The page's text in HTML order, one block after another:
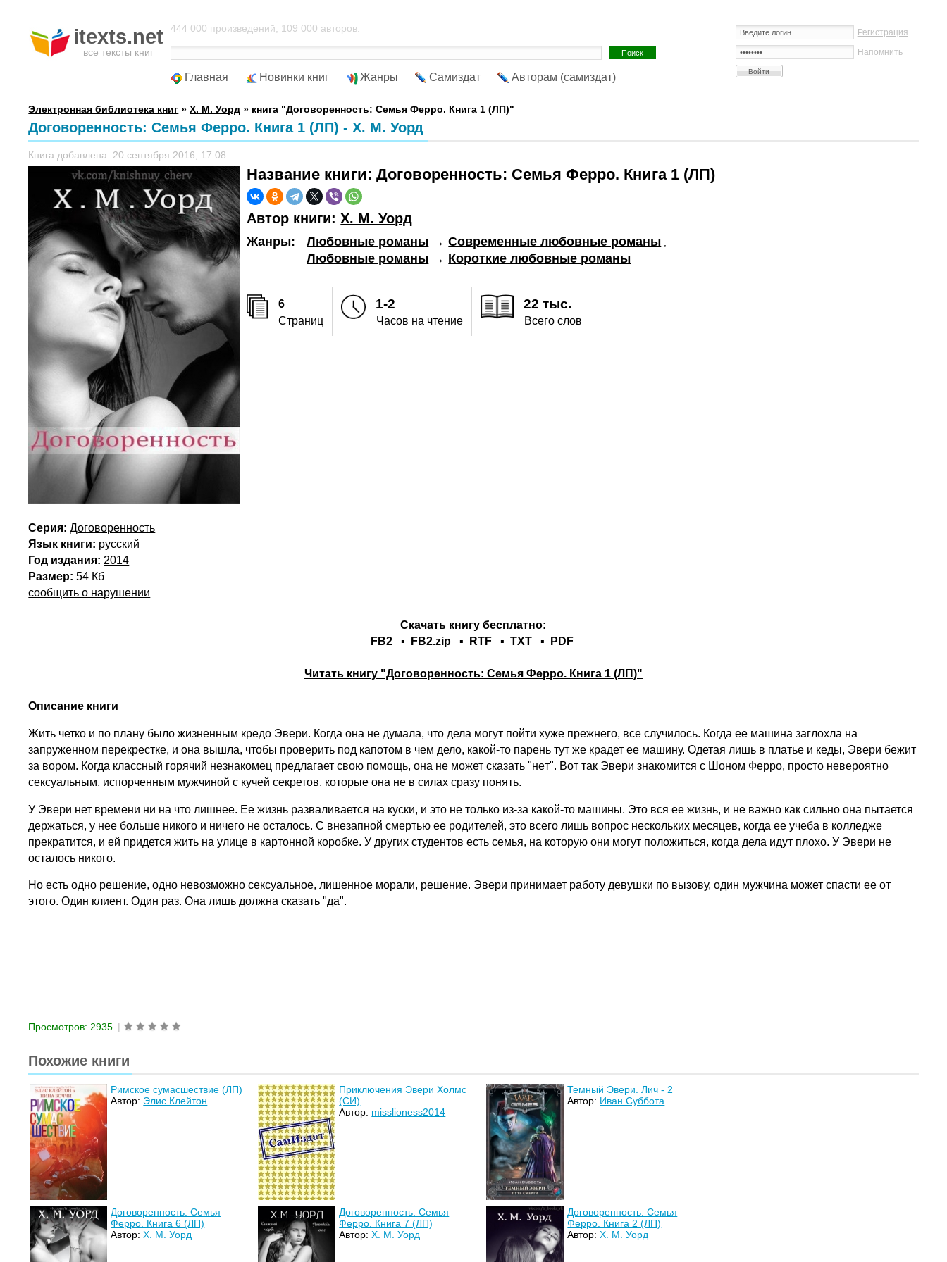
itexts.net
все тексты книг
Регистрация
Напомнить
444 000 произведений, 109 000 авторов.
Главная Новинки книг Жанры Самиздат Авторам (самиздат)
Электронная библиотека книг »Х. М. Уорд » книга "Договоренность: Семья Ферро. Книга 1 (ЛП)"
Договоренность: Семья Ферро. Книга 1 (ЛП) - Х. М. Уорд
Книга добавлена: 20 сентября 2016, 17:08
Название книги:Договоренность: Семья Ферро. Книга 1 (ЛП)
Автор книги:Х. М. Уорд
Жанры: Любовные романы →Современные любовные романы
Любовные романы → Короткие любовные романы
6
Страниц
1-2
Часов на чтение
22 тыс.
Всего слов
Серия: Договоренность
Язык книги: русский
Год издания: 2014
Размер: 54 Кб
сообщить о нарушении
Скачать книгу бесплатно:
FB2▪ FB2.zip▪ RTF▪ TXT▪ PDF
Читать книгу "Договоренность: Семья Ферро. Книга 1 (ЛП)"
Описание книги
Жить четко и по плану было жизненным кредо Эвери. Когда она не думала, что дела могут пойти хуже прежнего, все случилось. Когда ее машина заглохла на
запруженном перекрестке, и она вышла, чтобы проверить под капотом в чем дело, какой-то парень тут же крадет ее машину. Одетая лишь в платье и кеды, Эвери бежит
за вором. Когда классный горячий незнакомец предлагает свою помощь, она не может сказать "нeт". Вот так Эвери знакомится с Шоном Ферро, просто невероятно
сексуальным, испорченным мужчиной с кучей секретов, которые она не в силах сразу понять.
У Эвери нет времени ни на что лишнее. Ее жизнь разваливается на куски, и это не только из-за какой-то машины. Это вся ее жизнь, и не важно как сильно она пытается
держаться, у нее больше никого и ничего не осталось. С внезапной смертью ее родителей, это всего лишь вопрос нескольких месяцев, когда ее учеба в колледже
прекратится, и ей придется жить на улице в картонной коробке. У других студентов есть семья, на которую они могут положиться, когда дела идут плохо. У Эвери не
осталось никого.
Но есть одно решение, одно невозможно сексуальное, лишенное морали, решение. Эвери принимает работу девушки по вызову, один мужчина может спасти ее от
этого. Один клиент. Один раз. Она лишь должна сказать "дa".
Просмотров: 2935 |
Похожие книги
Римское сумасшествие (ЛП)
Автор: Элис Клейтон
Приключения Эвери Холмс
(СИ)
Автор: misslioness2014
Темный Эвери. Лич - 2
Автор: Иван Суббота
Договоренность: Семья
Ферро. Книга 6 (ЛП)
Автор:Х. М. Уорд
Договоренность: Семья
Ферро. Книга 7 (ЛП)
Автор:Х. М. Уорд
Договоренность: Семья
Ферро. Книга 2 (ЛП)
Автор:Х. М. Уорд